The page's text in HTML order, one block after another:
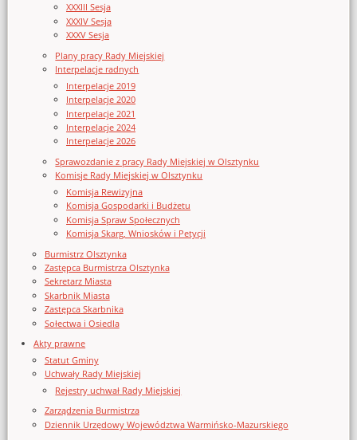
XXXIII Sesja
XXXIV Sesja
XXXV Sesja
Plany pracy Rady Miejskiej
Interpelacje radnych
Interpelacje 2019
Interpelacje 2020
Interpelacje 2021
Interpelacje 2024
Interpelacje 2026
Sprawozdanie z pracy Rady Miejskiej w Olsztynku
Komisje Rady Miejskiej w Olsztynku
Komisja Rewizyjna
Komisja Gospodarki i Budżetu
Komisja Spraw Społecznych
Komisja Skarg, Wniosków i Petycji
Burmistrz Olsztynka
Zastępca Burmistrza Olsztynka
Sekretarz Miasta
Skarbnik Miasta
Zastępca Skarbnika
Sołectwa i Osiedla
Akty prawne
Statut Gminy
Uchwały Rady Miejskiej
Rejestry uchwał Rady Miejskiej
Zarządzenia Burmistrza
Dziennik Urzędowy Województwa Warmińsko-Mazurskiego